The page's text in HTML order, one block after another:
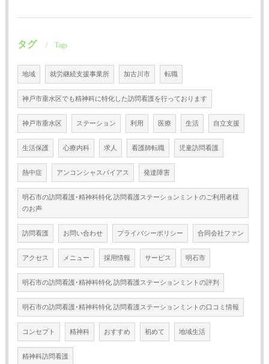
タグ Tags
地域 就労継続支援事業所 加古川市 転職
神戸市垂水区でも精神科に特化した訪問看護を行っております
神戸市垂水区 ステーション 利用 医療 生活 自立支援
生活保護 心療内科 求人 看護師転職 児童訪問看護
熱中症 アンコンシャスバイアス 発達障害
明石市の訪問看護･精神科特化 訪問看護ステーションミントのご利用者様
のお声
訪問看護 お問い合わせ プライバシーポリシー 合同会社ファン
アクセス メニュー 採用情報 サービス 明石市
明石市の訪問看護･精神科特化 訪問看護ステーションミントの評判
明石市の訪問看護･精神科特化 訪問看護ステーションミントの口コミ情報
コンセプト 精神科 おすすめ 初めて 地域生活
精神科訪問看護